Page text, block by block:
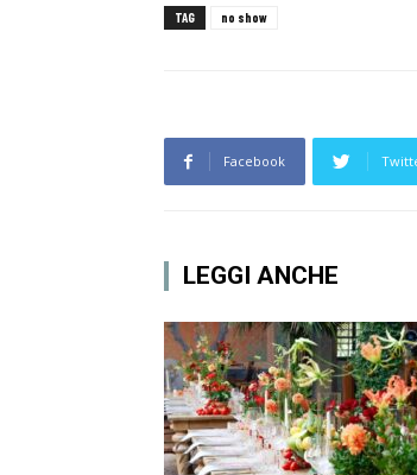
TAG no show
Facebook
LEGGI ANCHE